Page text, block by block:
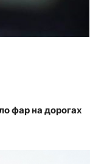
фар на дорогах